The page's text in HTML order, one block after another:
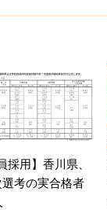
採用】香川県、
考の実合格者